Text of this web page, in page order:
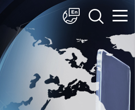
简体中文
English